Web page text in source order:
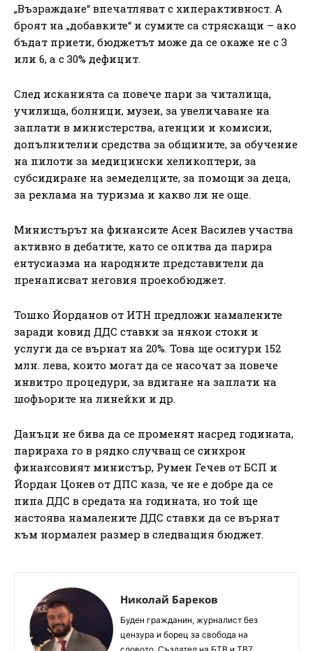
„Възраждане“ впечатляват с хиперактивност. А
броят на „добавките“ и сумите са стряскащи – ако
бъдат приети, бюджетът може да се окаже не с 3
или 6, а с 30% дефицит.
След исканията са повече пари за читалища,
училища, болници, музеи, за увеличаване на
заплати в министерства, агенции и комисии,
допълнителни средства за общините, за обучение
на пилоти за медицински хеликоптери, за
субсидиране на земеделците, за помощи за деца,
за реклама на туризма и какво ли не още.
Министърът на финансите Асен Василев участва
активно в дебатите, като се опитва да парира
ентусиазма на народните представители да
пренаписват неговия проекобюджет.
Тошко Йорданов от ИТН предложи намалените
заради ковид ДДС ставки за някои стоки и
услуги да се върнат на 20%. Това ще осигури 152
млн. лева, които могат да се насочат за повече
инвитро процедури, за вдигане на заплати на
шофьорите на линейки и др.
Данъци не бива да се променят насред годината,
парираха го в рядко случващ се синхрон
финансовият министър, Румен Гечев от БСП и
Йордан Цонев от ДПС каза, че не е добре да се
пипа ДДС в средата на годината, но той ще
настоява намалените ДДС ставки да се върнат
към нормален размер в следващия бюджет.
Николай Бареков
Буден гражданин, журналист без
цензура и борец за свобода на